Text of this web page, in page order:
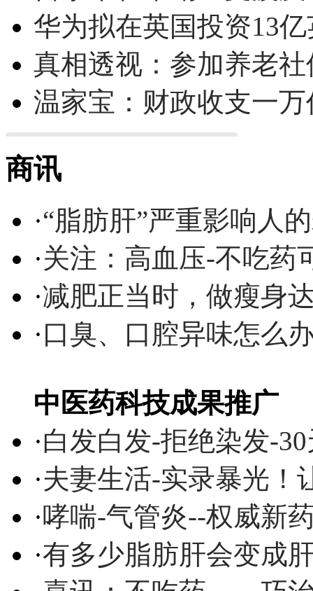
华为拟在英国投资13
真相透视：参加养老
温家宝：财政收支一
商讯
·“脂肪肝”严重影响人
·关注：高血压-不吃药
·减肥正当时，做瘦身
·口臭、口腔异味怎么
中医药科技成果推广
·白发白发-拒绝染发-
·夫妻生活-实录暴光！
·哮喘-气管炎--权威新
·有多少脂肪肝会变成